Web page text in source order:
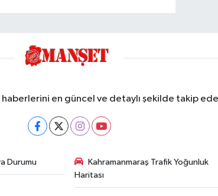
haberlerini en güncel ve detaylı şekilde takip
Durumu
Kahramanmaraş Trafik Yoğunluk
Haritası